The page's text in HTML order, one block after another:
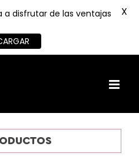
a disfrutar de las ventajas
X